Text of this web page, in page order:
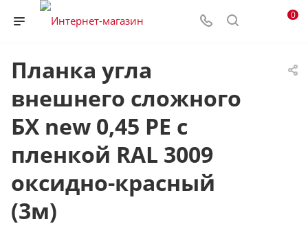
0
Планка угла
внешнего сложного
БХ new 0,45 PE с
пленкой RAL 3009
оксидно-красный
(3м)